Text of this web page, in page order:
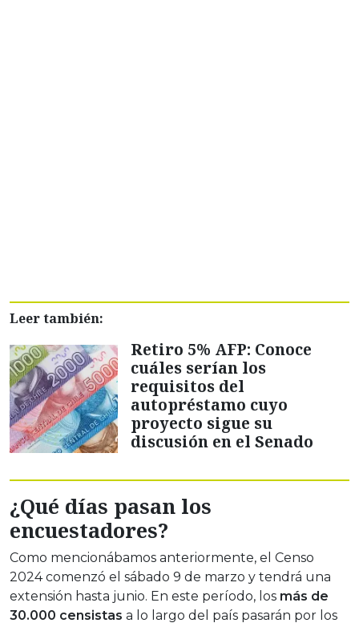
Leer también:
Retiro 5% AFP: Conoce
cuáles serían los
requisitos del
autopréstamo cuyo
proyecto sigue su
discusión en el Senado
¿Qué días pasan los
encuestadores?
Como mencionábamos anteriormente, el Censo
2024 comenzó el sábado 9 de marzo y tendrá una
extensión hasta junio. En este período, los más de
30.000 censistas a lo largo del país pasarán por los